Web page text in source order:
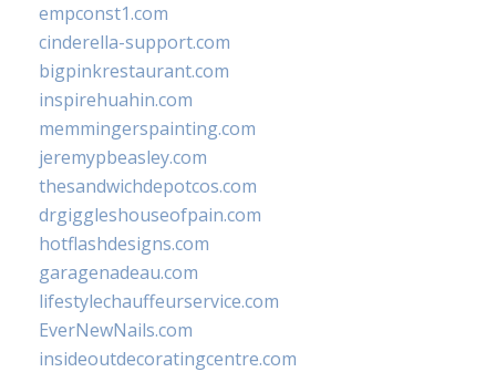
empconst1.com
cinderella-support.com
bigpinkrestaurant.com
inspirehuahin.com
memmingerspainting.com
jeremypbeasley.com
thesandwichdepotcos.com
drgiggleshouseofpain.com
hotflashdesigns.com
garagenadeau.com
lifestylechauffeurservice.com
EverNewNails.com
insideoutdecoratingcentre.com